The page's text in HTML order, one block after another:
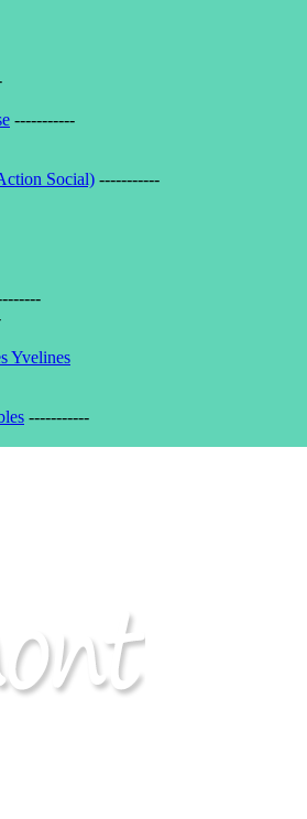
-----------
Social) -----------
Yvelines
-----------